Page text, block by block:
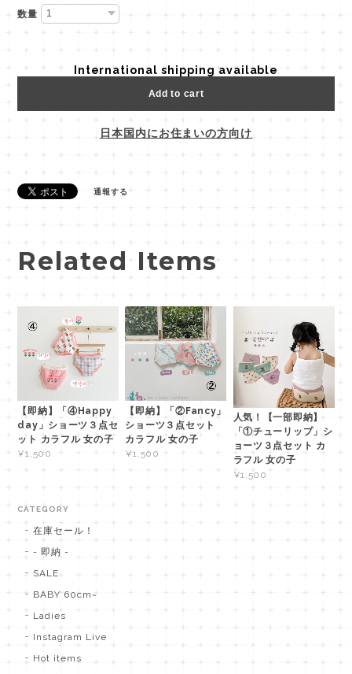
数量
International shipping available
Add to cart
日本国内にお住まいの方向け
通報する
Related Items
【即納】「④Happy
day」ショーツ３点セ
ット カラフル 女の子
¥1,500
【即納】「②Fancy」
ショーツ３点セット
カラフル 女の子
¥1,500
人気！【一部即納】
「①チューリップ」シ
ョーツ３点セット カ
ラフル 女の子
¥1,500
CATEGORY
在庫セール！
- 即納 -
SALE
BABY 60cm~
Ladies
Instagram Live
Hot items